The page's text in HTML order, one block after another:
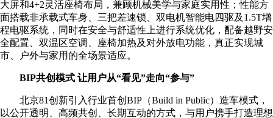
大屏和4+2灵活座椅布局，兼顾机械美学与家庭实用性；性能方
面搭载非承载式车身、三把差速锁、双电机智能电四驱及1.5T增
程电驱系统，同时在安全与舒适性上进行系统优化，配备越野安
全配置、双温区空调、座椅加热及对外放电功能，真正实现城
市、户外与家用的全场景适应。
BIP共创模式 让用户从“看见”走向“参与”
北京81创新引入行业首创BIP（Build in Public）造车模式，
以公开透明、高频共创、长期互动的方式，与用户携手打造理想